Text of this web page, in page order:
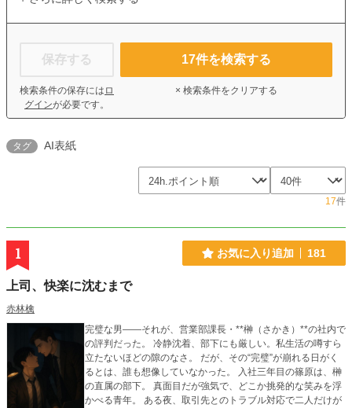
保存する
検索条件の保存には ロ
グインが必要です。
17件を検索する
× 検索条件をクリアする
タグ AI表紙
17件
1 お気に入り追加 181
上司、快楽に沈むまで
赤林檎
完璧な男――それが、営業部課長・**榊（さかき）**の社内で
の評判だった。 冷静沈着、部下にも厳しい。私生活の噂すら
立たないほどの隙のなさ。 だが、その“完璧”が崩れる日がく
るとは、誰も想像していなかった。 入社三年目の篠原は、榊
の直属の部下。 真面目だが強気で、どこか挑発的な笑みを浮
かべる青年。 ある夜、取引先とのトラブル対応で二人だけが